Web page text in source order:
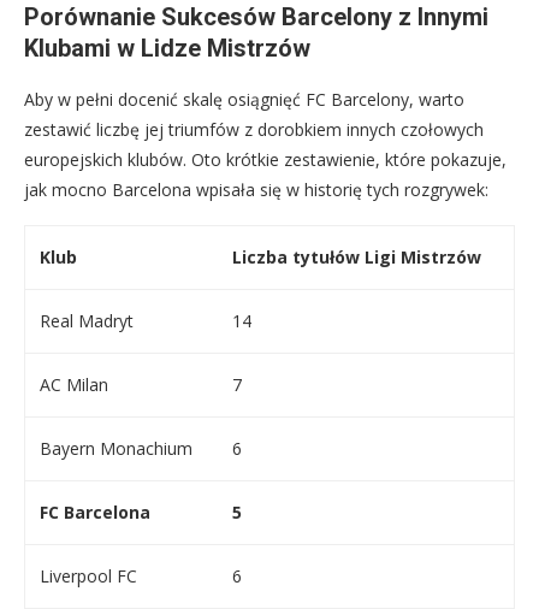
Porównanie Sukcesów Barcelony z Innymi
Klubami w Lidze Mistrzów
Aby w pełni docenić skalę osiągnięć FC Barcelony, warto
zestawić liczbę jej triumfów z dorobkiem innych czołowych
europejskich klubów. Oto krótkie zestawienie, które pokazuje,
jak mocno Barcelona wpisała się w historię tych rozgrywek:
Klub Liczba tytułów Ligi Mistrzów
Real Madryt 14
AC Milan 7
Bayern Monachium 6
FC Barcelona 5
Liverpool FC 6